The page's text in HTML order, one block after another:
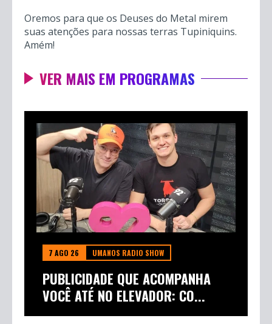
Oremos para que os Deuses do Metal mirem
suas atenções para nossas terras Tupiniquins.
Amém!
VER MAIS EM PROGRAMAS
7 AGO 26 UMANOS RADIO SHOW
PUBLICIDADE QUE ACOMPANHA
VOCÊ ATÉ NO ELEVADOR: CO...